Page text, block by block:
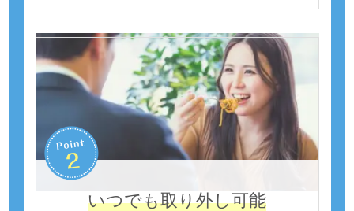
いつでも取り外し可能